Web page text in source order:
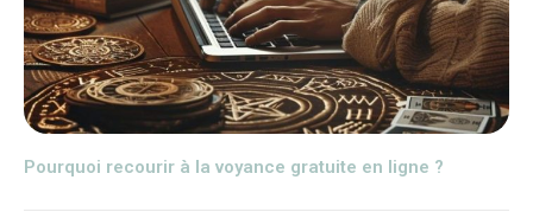
Pourquoi recourir à la voyance gratuite en ligne ?